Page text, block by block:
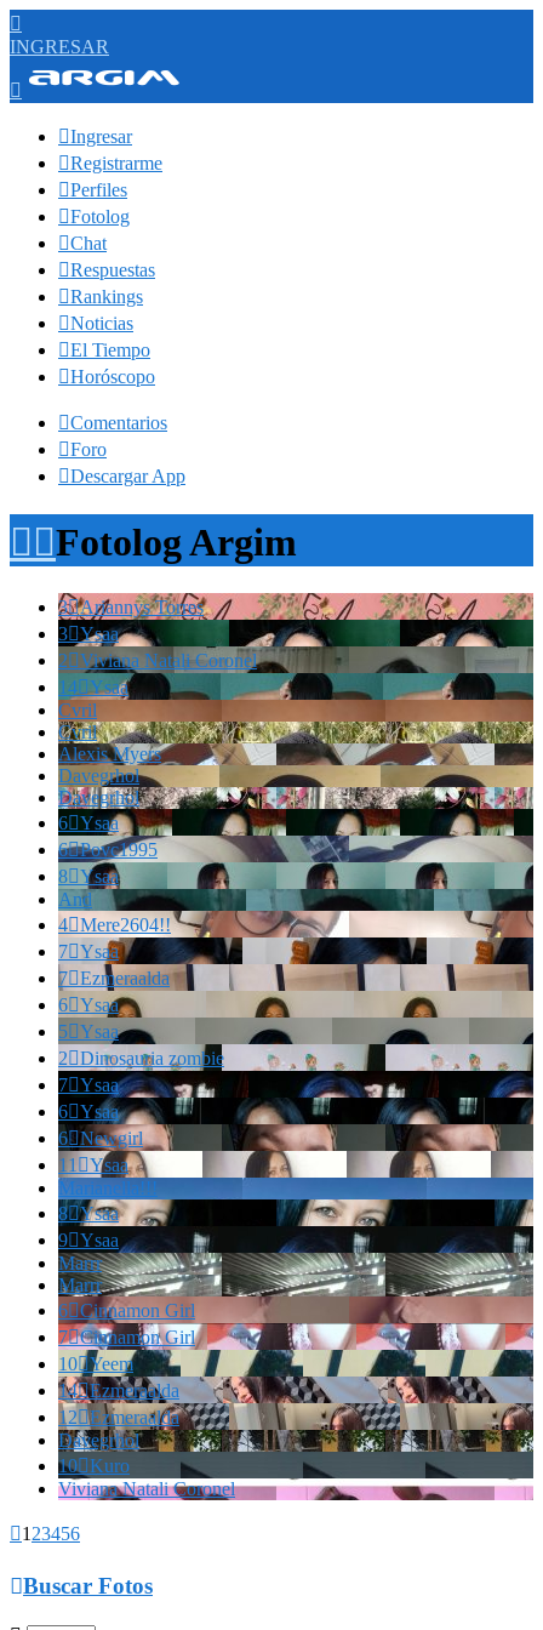

INGRESAR

Ingresar
Registrarme
Perfiles
Fotolog
Chat
Respuestas
Rankings
Noticias
El Tiempo
Horóscopo
Comentarios
Foro
Descargar App
Fotolog Argim
3Ariannys Torres
3Ysaa
2Viviana Natali Coronel
14Ysaa
Cvril
Cvril
Alexis Myers
Davegrhol
Davegrhol
6Ysaa
6Povc1995
8Ysaa
And
4Mere2604!!
7Ysaa
7Ezmeraalda
6Ysaa
5Ysaa
2Dinosauria zombie
7Ysaa
6Ysaa
6Newgirl
11 Ysaa
Marianella!!!
8Ysaa
9Ysaa
Marrr
Marrr
6Cinnamon Girl
7Cinnamon Girl
10Yeem
14Ezmeraalda
12Ezmeraalda
Davegrhol
10Kuro
Viviana Natali Coronel
1 23456
Buscar Fotos